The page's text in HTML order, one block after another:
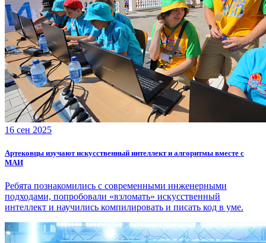
16 сен 2025
Артековцы изучают искусственный интеллект и алгоритмы вместе с
МАИ
Ребята познакомились с современными инженерными
подходами, попробовали «взломать» искусственный
интеллект и научились компилировать и писать код в уме.